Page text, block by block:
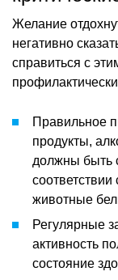
Желание
негативно
справиться с
Правильное
продукты,
должны быть
животные
Регулярные
активность
состояние